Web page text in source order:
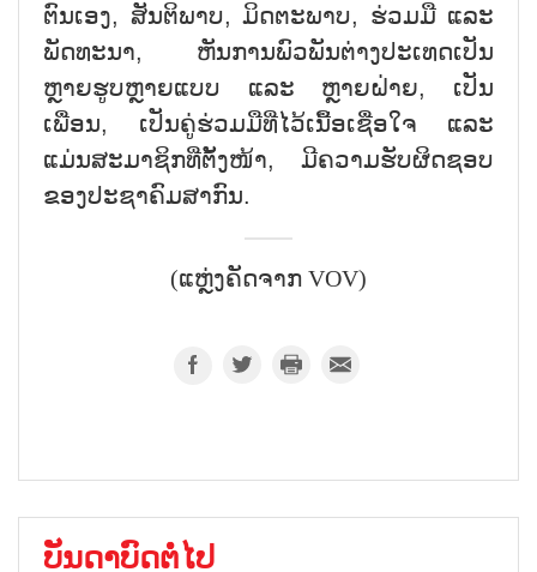
ຕົນເອງ, ສັນຕິພາບ, ມິດຕະພາບ, ຮ່ວມມື ແລະ
ພັດທະນາ, ຫັນການພົວພັນຕ່າງປະເທດເປັນ
ຫຼາຍຮູບຫຼາຍແບບ ແລະ ຫຼາຍຝ່າຍ, ເປັນ
ເພື່ອນ, ເປັນຄູ່ຮ່ວມມືທີ່ໄວ້ເນື້ອເຊື່ອໃຈ ແລະ
ແມ່ນສະມາຊິກທີ່ຕັ້ງໜ້າ, ມີຄວາມຮັບຜິດຊອບ
ຂອງປະຊາຄົມສາກົນ.
(ແຫຼ່ງຄັດຈາກ VOV)
ບັນດາບົດຕໍ່ໄປ